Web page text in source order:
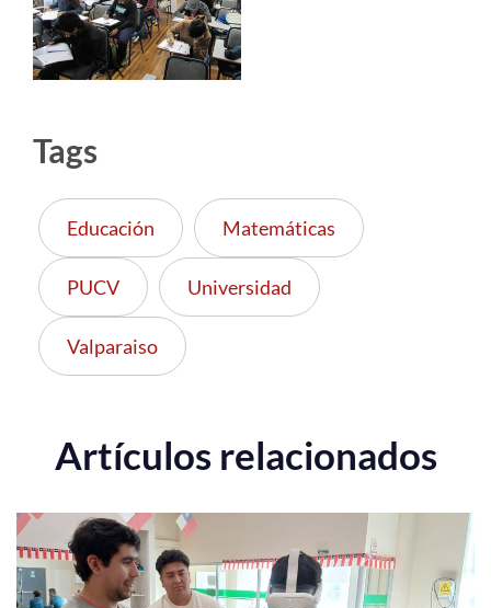
Tags
Educación Matemáticas
PUCV Universidad
Valparaiso
Artículos relacionados